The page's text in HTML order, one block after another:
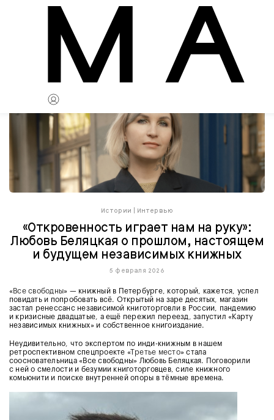
Истории Интервью
«Откровенность играет нам на руку»:
Любовь Беляцкая о прошлом, настоящем
и будущем независимых книжных
5 февраля 2026
«Все свободны» — книжный в Петербурге, который, кажется, успел
повидать и попробовать всё. Открытый на заре десятых, магазин
застал ренессанс независимой книготорговли в России, пандемию
и кризисные двадцатые, а ещё пережил переезд, запустил «Карту
независимых книжных» и собственное книгоиздание.
Неудивительно, что экспертом по инди-книжным в нашем
ретроспективном спецпроекте «Третье место» стала
соосновательница «Все свободны» Любовь Беляцкая. Поговорили
с ней о смелости и безумии книготорговцев, силе книжного
комьюнити и поиске внутренней опоры в тёмные времена.